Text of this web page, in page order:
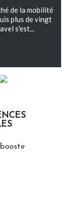
de la mobilité
plus de vingt
s'est...